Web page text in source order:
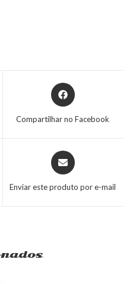
Compartilhar no Facebook
Enviar este produto por e-mail